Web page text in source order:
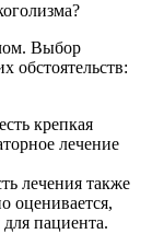
Выбор
обстоятельств:
крепкая
лечение
лечения также
оценивается,
пациента.